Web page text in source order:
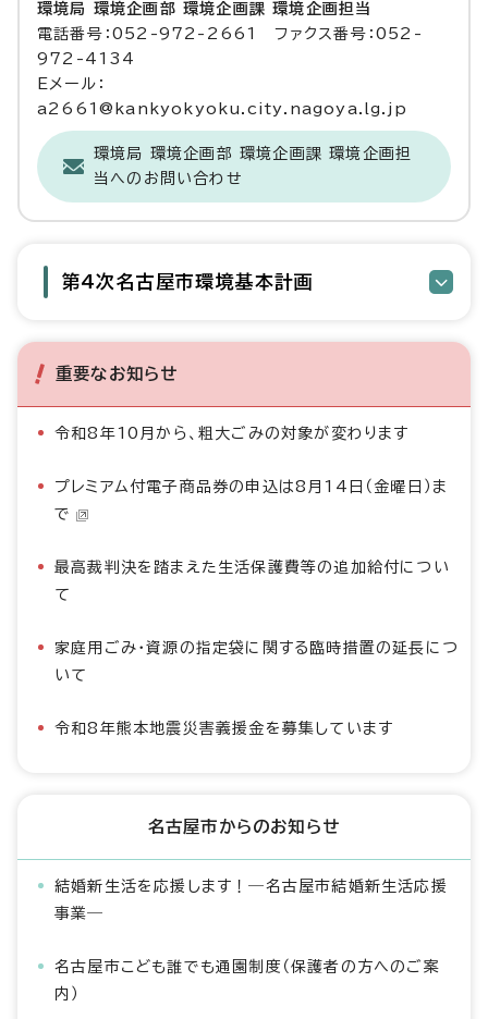
環境局 環境企画部 環境企画課 環境企画担当
電話番号：052-972-2661 ファクス番号：052-
972-4134
Eメール：
a2661@kankyokyoku.city.nagoya.lg.jp
環境局 環境企画部 環境企画課 環境企画担
当へのお問い合わせ
第4次名古屋市環境基本計画
重要なお知らせ
令和8年10月から、粗大ごみの対象が変わります
プレミアム付電子商品券の申込は8月14日（金曜日）ま
で
最高裁判決を踏まえた生活保護費等の追加給付につい
て
家庭用ごみ・資源の指定袋に関する臨時措置の延長につ
いて
令和8年熊本地震災害義援金を募集しています
名古屋市からのお知らせ
結婚新生活を応援します！―名古屋市結婚新生活応援
事業―
名古屋市こども誰でも通園制度（保護者の方へのご案
内）